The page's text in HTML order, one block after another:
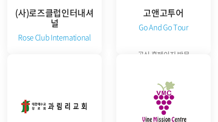
(사)로즈클럽인터내셔
널
Rose Club International
고앤고투어
Go And Go Tour
공식 홈페이지 방문